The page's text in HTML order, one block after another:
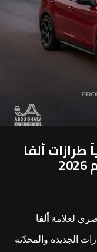
ألفا
لعلامة ألفا
الجديدة والمحدّثة